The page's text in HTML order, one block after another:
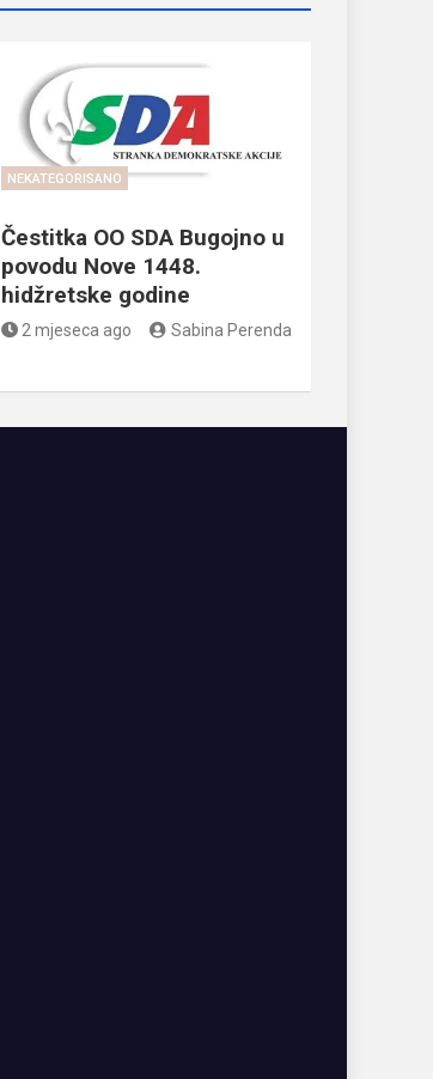
NEKATEGORISANO
Čestitka OO SDA Bugojno u
povodu Nove 1448.
hidžretske godine
2 mjeseca ago Sabina Perenda